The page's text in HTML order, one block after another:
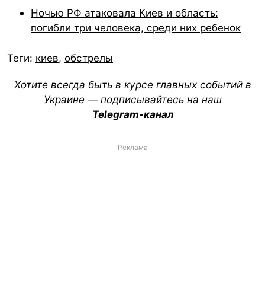
Ночью РФ атаковала Киев и область:
погибли три человека, среди них ребенок
Теги: киев, обстрелы
Хотите всегда быть в курсе главных событий в
Украине — подписывайтесь на наш
Telegram-канал
Реклама